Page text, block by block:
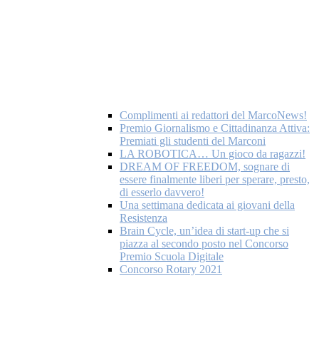
Complimenti ai redattori del MarcoNews!
Premio Giornalismo e Cittadinanza Attiva:
Premiati gli studenti del Marconi
LA ROBOTICA… Un gioco da ragazzi!
DREAM OF FREEDOM, sognare di
essere finalmente liberi per sperare, presto,
di esserlo davvero!
Una settimana dedicata ai giovani della
Resistenza
Brain Cycle, un’idea di start-up che si
piazza al secondo posto nel Concorso
Premio Scuola Digitale
Concorso Rotary 2021